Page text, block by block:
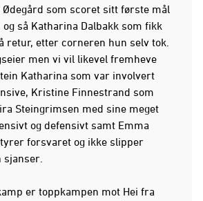
som scoret sitt første mål
så Katharina Dalbakk som fikk
retur, etter corneren hun selv tok.
men vi vil likevel fremheve
Katharina som var involvert
Kristine Finnestrand som
Steingrimsen med sine meget
og defensivt samt Emma
forsvaret og ikke slipper
sjanser.
er toppkampen mot Hei fra